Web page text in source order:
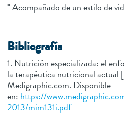
* Acompañado de un estilo de
Bibliografía
1. Nutrición especializada: el
la terapéutica nutricional actual
Medigraphic.com. Disponible
en: https://
2013/mim131i.pdf